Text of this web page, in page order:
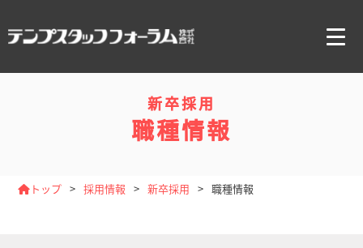
企業ご担当者様へ
新卒採用
職種情報
トップ 採用情報 新卒採用 職種情報